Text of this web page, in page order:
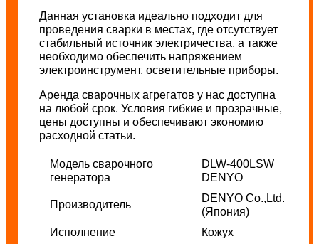
Данная установка идеально подходит для
проведения сварки в местах, где отсутствует
стабильный источник электричества, а также
необходимо обеспечить напряжением
электроинструмент, осветительные приборы.
Аренда сварочных агрегатов у нас доступна
на любой срок. Условия гибкие и прозрачные,
цены доступны и обеспечивают экономию
расходной статьи.
Модель сварочного
генератора
DLW-400LSW
DENYO
Производитель
DENYO Co.,Ltd.
(Япония)
Исполнение
Кожух